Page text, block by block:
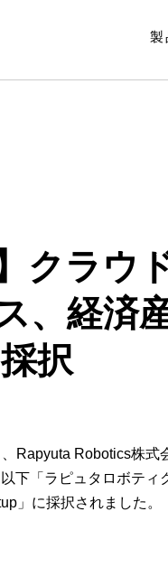
製
クラウ
、経済
択
Rapyuta Robotics株式
下「ラピュタロボテ
」に採択されました。